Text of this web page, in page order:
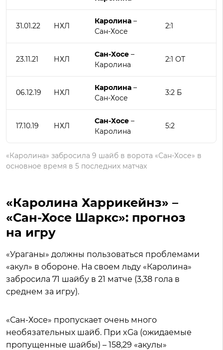
31.01.22 НХЛ
Каролина –
Сан-Хосе
2:1
23.11.21 НХЛ
Сан-Хосе –
Каролина
2:1 ОТ
06.12.19 НХЛ
Каролина –
Сан-Хосе
3:2 Б
17.10.19 НХЛ
Сан-Хосе –
Каролина
5:2
«Каролина» забросила 9 шайб в ворота «Сан-Хосе» в
основное время в 5 последних матчах
«Каролина Харрикейнз» –
«Сан-Хосе Шаркс»: прогноз
на игру
«Ураганы» должны пользоваться проблемами
«акул» в обороне. На своем льду «Каролина»
забросила 71 шайбу в 21 матче (3,38 гола в
среднем за игру).
«Сан-Хосе» пропускает очень много
необязательных шайб. При xGa (ожидаемые
пропущенные шайбы) – 158,29 «акулы»